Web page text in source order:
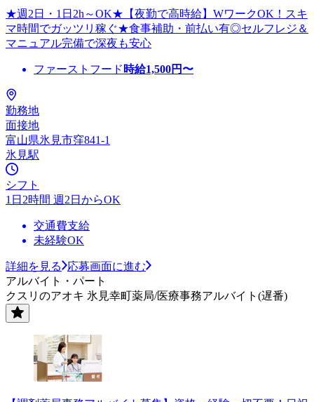
★週2日・1日2h～OK★【夜勤で高時給】WワークOK！スキ
マ時間でガッツリ稼ぐ★食事補助・前払い有◎セルフレジ＆
マニュアル完備で深夜も安心
ファーストフード 時給1,500円〜
勤務地
面接地
富山県氷見市窪841-1
氷見駅
シフト
1日2時間 週2日からOK
交通費支給
未経験OK
詳細を見る
応募画面に進む
アルバイト・パート
クスリのアオキ 氷見幸町薬局/医療事務アルバイト(遅番)